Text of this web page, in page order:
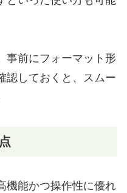
事前にフォーマット形
認しておくと、スムー
機能かつ操作性に優れ